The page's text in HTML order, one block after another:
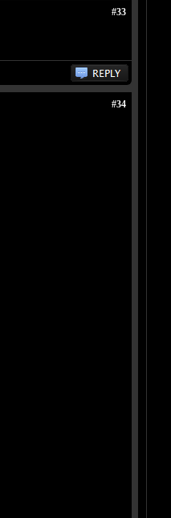
#33
#34